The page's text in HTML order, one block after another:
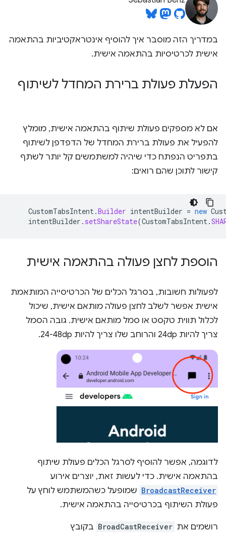
במדריך הזה מוסבר איך להוסיף אינטראקטיביות בהתאמה
אישית לכרטיסיות בהתאמה אישית.
הפעלת פעולת ברירת המחדל לשיתוף
אם לא מספקים פעולת שיתוף בהתאמה אישית, מומלץ
להפעיל את פעולת ברירת המחדל של הדפדפן לשיתוף
בתפריט הנפתח כדי שיהיה למשתמשים קל יותר לשתף
קישור לתוכן שהם רואים:
CustomTabsIntent.Builder intentBuilder = new
intentBuilder . setShareState(CustomTabsIntent.
הוספת לחצן פעולה בהתאמה אישית
לפעולות חשובות, בסרגל הכלים של הכרטיסייה המותאמת
אישית אפשר לשלב לחצן פעולה מותאם אישית, שיכול
לכלול תווית טקסט או סמל מותאם אישית. גובה הסמל
צריך להיות 24dp והרוחב שלו צריך להיות 24-48dp.
לדוגמה, אפשר להוסיף לסרגל הכלים פעולת שיתוף
בהתאמה אישית. כדי לעשות זאת, יוצרים אירוע
BroadcastReceiver שמופעל כשהמשתמש לוחץ על
פעולת השיתוף בכרטיסייה בהתאמה אישית.
רושמים את BroadCastReceiver בקובץ